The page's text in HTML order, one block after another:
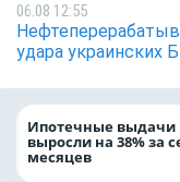
06.08 12:55
удара украинских
Ипотечные выдачи
выросли на 38% за
месяцев